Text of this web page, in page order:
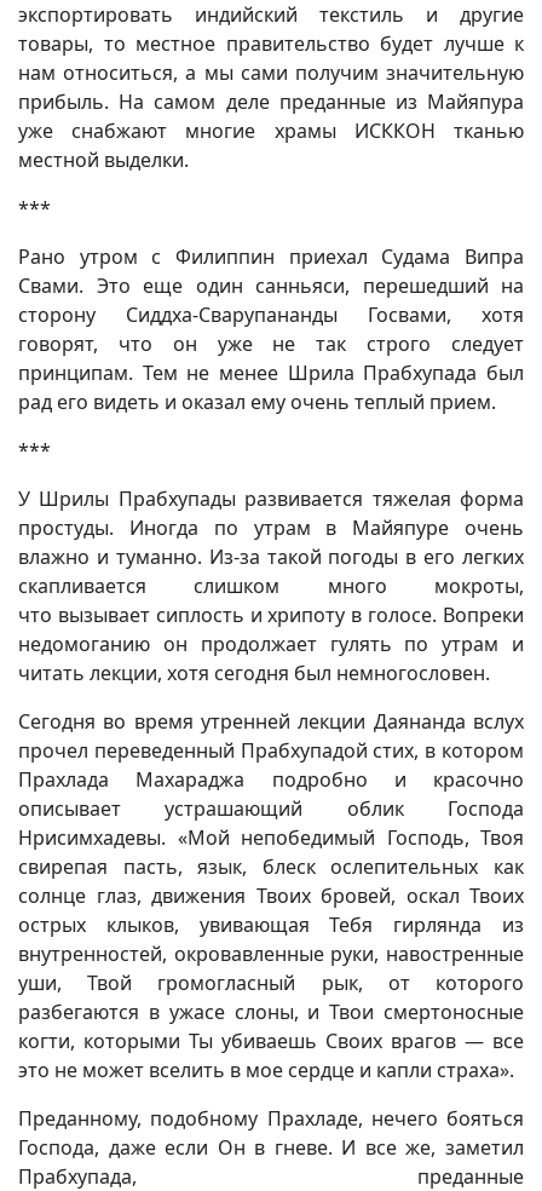
экспортировать индийский текстиль и другие
товары, то местное правительство будет лучше к
нам относиться, а мы сами получим значительную
прибыль. На самом деле преданные из Майяпура
уже снабжают многие храмы ИСККОН тканью
местной выделки.
***
Рано утром с Филиппин приехал Судама Випра
Свами. Это еще один санньяси, перешедший на
сторону Сиддха-Сварупананды Госвами, хотя
говорят, что он уже не так строго следует
принципам. Тем не менее Шрила Прабхупада был
рад его видеть и оказал ему очень теплый прием.
***
У Шрилы Прабхупады развивается тяжелая форма
простуды. Иногда по утрам в Майяпуре очень
влажно и туманно. Из-за такой погоды в его легких
скапливается слишком много мокроты,
что вызывает сиплость и хрипоту в голосе. Вопреки
недомоганию он продолжает гулять по утрам и
читать лекции, хотя сегодня был немногословен.
Сегодня во время утренней лекции Даянанда вслух
прочел переведенный Прабхупадой стих, в котором
Прахлада Махараджа подробно и красочно
описывает устрашающий облик Господа
Нрисимхадевы. «Мой непобедимый Господь, Твоя
свирепая пасть, язык, блеск ослепительных как
солнце глаз, движения Твоих бровей, оскал Твоих
острых клыков, увивающая Тебя гирлянда из
внутренностей, окровавленные руки, навостренные
уши, Твой громогласный рык, от которого
разбегаются в ужасе слоны, и Твои смертоносные
когти, которыми Ты убиваешь Своих врагов — все
это не может вселить в мое сердце и капли страха».
Преданному, подобному Прахладе, нечего бояться
Господа, даже если Он в гневе. И все же, заметил
Прабхупада, преданные